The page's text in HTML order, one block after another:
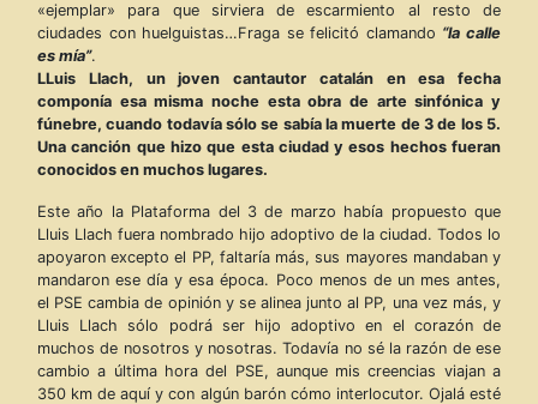
«ejemplar» para que sirviera de escarmiento al resto de
ciudades con huelguistas…Fraga se felicitó clamando “la calle
es mía”.
LLuis Llach, un joven cantautor catalán en esa fecha
componía esa misma noche esta obra de arte sinfónica y
fúnebre, cuando todavía sólo se sabía la muerte de 3 de los 5.
Una canción que hizo que esta ciudad y esos hechos fueran
conocidos en muchos lugares.
Este año la Plataforma del 3 de marzo había propuesto que
Lluis Llach fuera nombrado hijo adoptivo de la ciudad. Todos lo
apoyaron excepto el PP, faltaría más, sus mayores mandaban y
mandaron ese día y esa época. Poco menos de un mes antes,
el PSE cambia de opinión y se alinea junto al PP, una vez más, y
Lluis Llach sólo podrá ser hijo adoptivo en el corazón de
muchos de nosotros y nosotras. Todavía no sé la razón de ese
cambio a última hora del PSE, aunque mis creencias viajan a
350 km de aquí y con algún barón cómo interlocutor. Ojalá esté